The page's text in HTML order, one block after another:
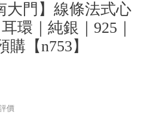
大門】線條法式心
環｜純銀｜925｜
【n753】
價